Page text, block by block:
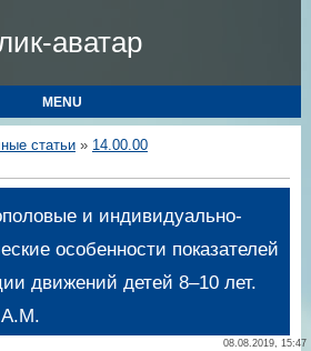
аватар
MENU
статьи» 14.00.00
и индивидуально-
особенности показателей
движений детей 8–10 лет.
А.М.
08.08.2019, 15:47